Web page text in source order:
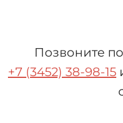
Позвоните
+7 (3452) 38-98-15